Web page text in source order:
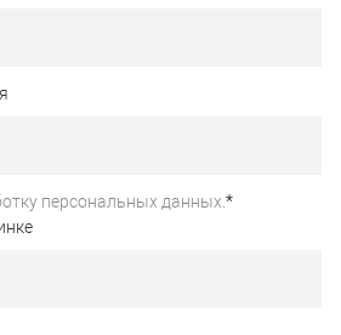
персональных данных. *